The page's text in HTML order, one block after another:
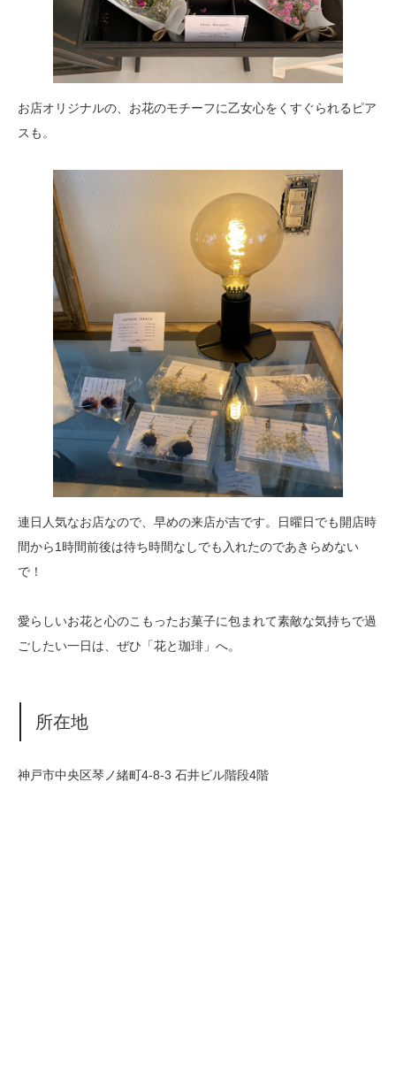
お店オリジナルの、お花のモチーフに乙女心をくすぐられるピア
スも。
連日人気なお店なので、早めの来店が吉です。日曜日でも開店時
間から1時間前後は待ち時間なしでも入れたのであきらめない
で！
愛らしいお花と心のこもったお菓子に包まれて素敵な気持ちで過
ごしたい一日は、ぜひ「花と珈琲」へ。
所在地
神戸市中央区琴ノ緒町4-8-3 石井ビル階段4階